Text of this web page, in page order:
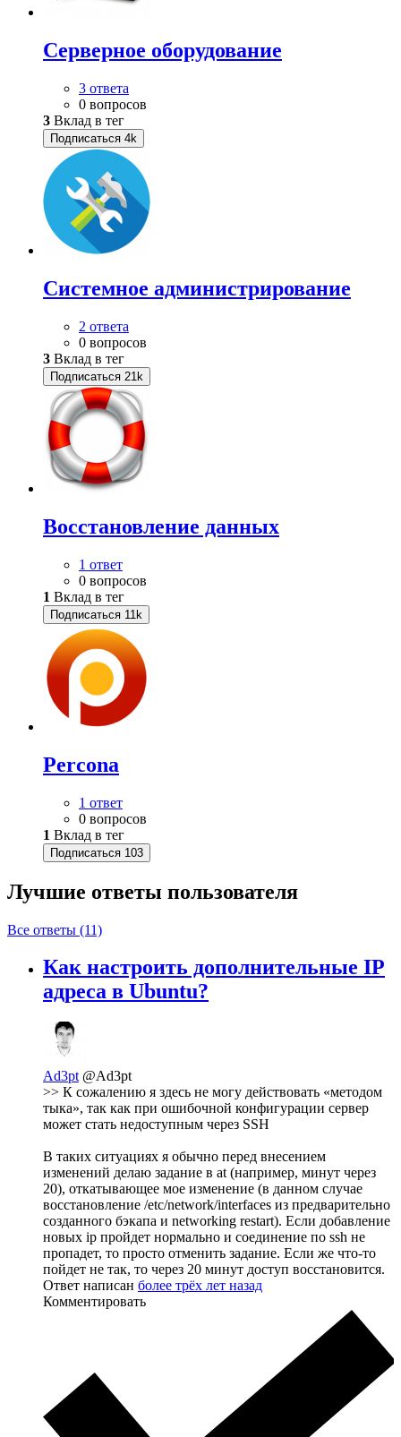
Серверное оборудование
3 ответа
0 вопросов
3 Вклад в тег
Подписаться 4k
Системное администрирование
2 ответа
0 вопросов
3 Вклад в тег
Подписаться 21k
Восстановление данных
1 ответ
0 вопросов
1 Вклад в тег
Подписаться 11k
Percona
1 ответ
0 вопросов
1 Вклад в тег
Подписаться 103
Лучшие ответы пользователя
Все ответы (11)
Как настроить дополнительные IP
адреса в Ubuntu?
Ad3pt @Ad3pt
>> К сожалению я здесь не могу действовать «методом
тыка», так как при ошибочной конфигурации сервер
может стать недоступным через SSH
В таких ситуациях я обычно перед внесением
изменений делаю задание в at (например, минут через
20), откатывающее мое изменение (в данном случае
восстановление /etc/network/interfaces из предварительно
созданного бэкапа и networking restart). Если добавление
новых ip пройдет нормально и соединение по ssh не
пропадет, то просто отменить задание. Если же что-то
пойдет не так, то через 20 минут доступ восстановится.
Ответ написан более трёх лет назад
Комментировать